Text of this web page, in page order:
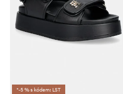
*-5 % s kódem: LST